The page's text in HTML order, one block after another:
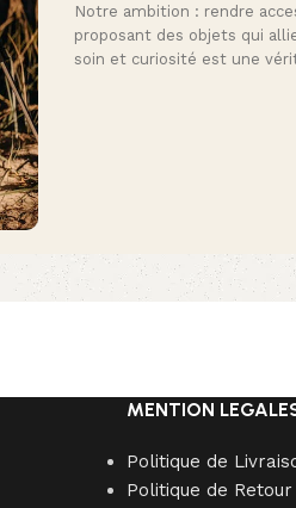
Notre ambition : rendre
proposant des objets qui
soin et curiosité est une
MENTION
Politique de
Politique de